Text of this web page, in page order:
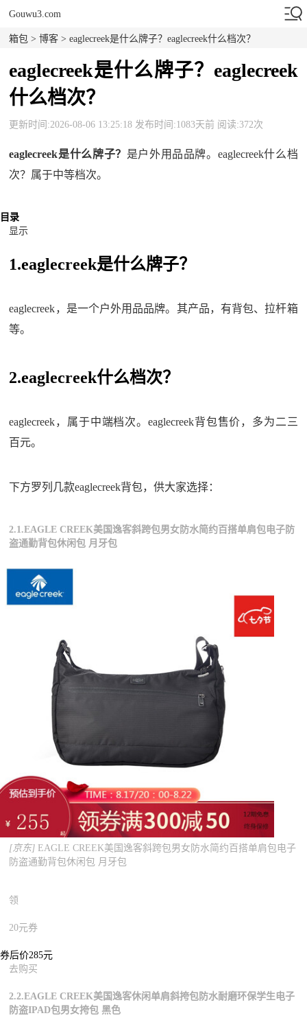
Gouwu3.com
箱包 >博客 > eaglecreek是什么牌子？eaglecreek什么档次？
eaglecreek是什么牌子？eaglecreek
什么档次？
更新时间:2026-08-06 13:25:18 发布时间:1083天前 阅读:372次
eaglecreek是什么牌子？ 是户外用品品牌。eaglecreek什么档
次？属于中等档次。
目录
显示
1.eaglecreek是什么牌子？
eaglecreek，是一个户外用品品牌。其产品，有背包、拉杆箱
等。
2.eaglecreek什么档次？
eaglecreek，属于中端档次。eaglecreek背包售价，多为二三
百元。
下方罗列几款eaglecreek背包，供大家选择：
2.1.EAGLE CREEK美国逸客斜跨包男女防水简约百搭单肩包电子防
盗通勤背包休闲包 月牙包
[京东] EAGLE CREEK美国逸客斜跨包男女防水简约百搭单肩包电子
防盗通勤背包休闲包 月牙包
领
20元券
券后价285元
去购买
2.2.EAGLE CREEK美国逸客休闲单肩斜挎包防水耐磨环保学生电子
防盗IPAD包男女挎包 黑色